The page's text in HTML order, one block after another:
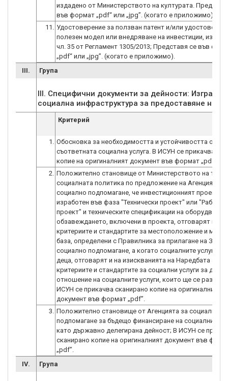
издадено от Министерството на културата.
във формат „pdf“ или „jpg”. (когато е приложимо).
11. Удостоверение за ползван патент и/или
полезен модел или внедряване на инвестиции,
чл. 35 от Регламент 1305/2013; Представя се във
„pdf“ или „jpg”. (когато е приложимо).
III.
Група
III. Специфични документи за дейности:
Критерий
1. Обосновка за необходимостта и устойчивостта от
съответната социална услуга. В ИСУН се прикачва
копие на оригиналният документ във формат „pdf”.
2. Положително становище от Министерството на
социалната политика по предложение на Агенцията за
социално подпомагане, че инвестиционният проект,
изработен във фаза "Технически проект" или "Работен
проект" и техническите спецификации на
обзавеждането, включени в проекта, отговарят на
критериите и стандартите за местоположение и
база, определени с Правилника за прилагане на
социално подпомагане, а когато социалните услуги са
деца, отговарят и на изискванията на Наредбата за
критериите и стандартите за социални услуги за деца,
отношение на социалните услуги, които ще се
ИСУН се прикачва сканирано копие на оригиналният
документ във формат „pdf”.
3. Положително становище от Агенцията за социално
подпомагане за бъдещо финансиране на социалните
като държавно делегирана дейност; В ИСУН се
сканирано копие на оригиналният документ във
„pdf”.
IV.
Група